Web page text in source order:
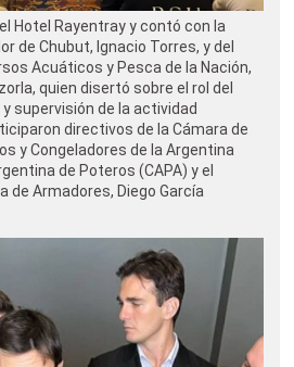
Hotel Rayentray y contó con la
de Chubut, Ignacio Torres, y del
Acuáticos y Pesca de la Nación,
quien disertó sobre el rol del
supervisión de la actividad
directivos de la Cámara de
y Congeladores de la Argentina
de Poteros (CAPA) y el
de Armadores, Diego García